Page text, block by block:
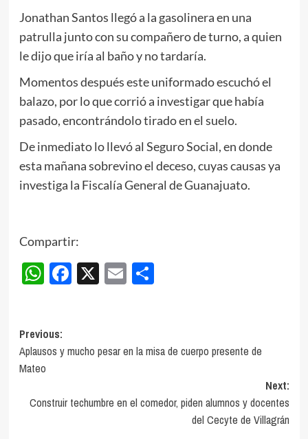
Jonathan Santos llegó a la gasolinera en una
patrulla junto con su compañero de turno, a quien
le dijo que iría al baño y no tardaría.
Momentos después este uniformado escuchó el
balazo, por lo que corrió a investigar que había
pasado, encontrándolo tirado en el suelo.
De inmediato lo llevó al Seguro Social, en donde
esta mañana sobrevino el deceso, cuyas causas ya
investiga la Fiscalía General de Guanajuato.
Compartir:
WhatsApp
Facebook
X EmailCompartir
Post
navigation
Previous:
Aplausos y mucho pesar en la misa de cuerpo presente de
Mateo
Next:
Construir techumbre en el comedor, piden alumnos y docentes
del Cecyte de Villagrán